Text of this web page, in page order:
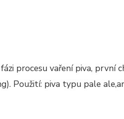
procesu vaření piva, první
Použití: piva typu pale